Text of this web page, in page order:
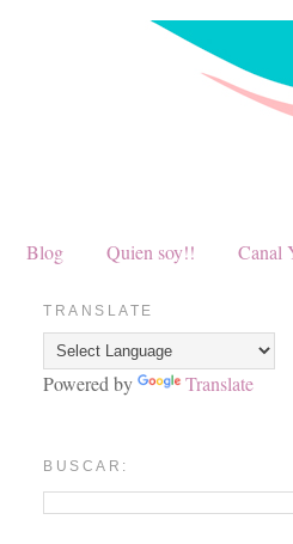
Blog Quien soy!! Canal
TRANSLATE
Powered by Translate
BUSCAR: